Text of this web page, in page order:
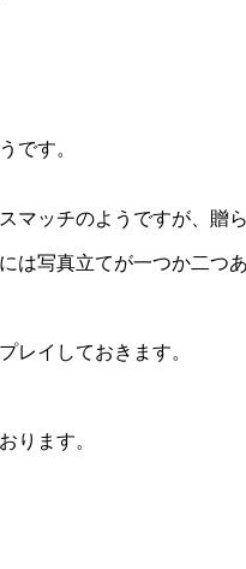
です。
ッチのようですが、贈
写真立てが一つか二つ
レイしておきます。
ります。